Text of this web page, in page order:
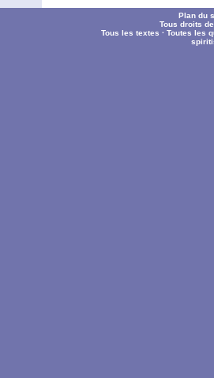
Plan du
Tous droits
Tous les textes ·Toutes les